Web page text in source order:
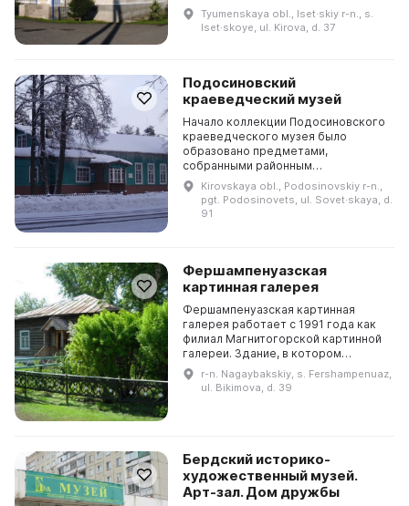
Исетского района. За 42 года оно
проводит научно-
исследовательскую,
Tyumenskaya obl., Iset·skiy r-n., s.
Iset·skoye, ul. Kirova, d. 37
Подосиновский
краеведческий музей
Начало коллекции Подосиновского
краеведческого музея было
образовано предметами,
собранными районным
краеведческим музеем на
общественных началах в 70-х годах
прошлого века. 1 января 1990 года
Kirovskaya obl., Podosinovskiy r-n.,
pgt. Podosinovets, ul. Sovet·skaya, d.
91
Фершампенуазская
картинная галерея
Фершампенуазская картинная
галерея работает с 1991 года как
филиал Магнитогорской картинной
галереи. Здание, в котором
располагается галерея, было
построено в 1913 году казаком Н.
Маметьевым и являетс...
r-n. Nagaybakskiy, s. Fershampenuaz,
ul. Bikimova, d. 39
Бердский историко-
художественный музей.
Арт-зал. Дом дружбы